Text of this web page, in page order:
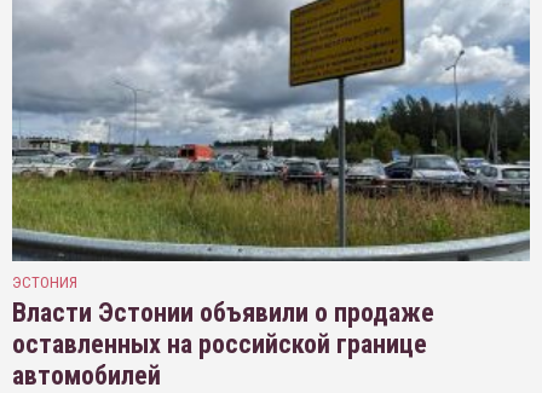
ЭСТОНИЯ
Власти Эстонии объявили о продаже
оставленных на российской границе
автомобилей